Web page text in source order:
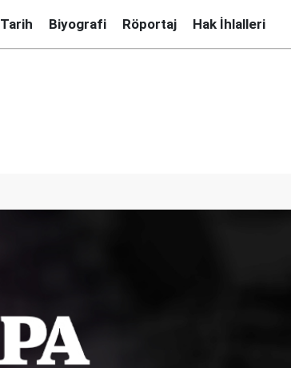
Tarih Biyografi Röportaj Hak İhlalleri